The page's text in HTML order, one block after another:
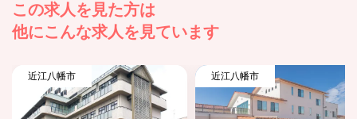
この求人を見た方は
他にこんな求人を見ています
近江八幡市 近江八幡市